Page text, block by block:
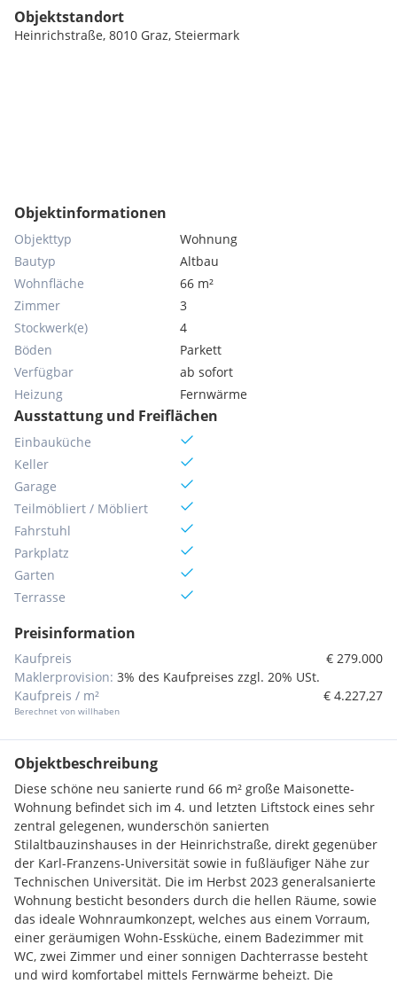
Objektstandort
Heinrichstraße, 8010 Graz, Steiermark
Objektinformationen
Objekttyp
Wohnung
Bautyp
Altbau
Wohnfläche
66 m²
Zimmer
3
Stockwerk(e)
4
Böden
Parkett
Verfügbar
ab sofort
Heizung
Fernwärme
Ausstattung und Freiflächen
Einbauküche
Keller
Garage
Teilmöbliert / Möbliert
Fahrstuhl
Parkplatz
Garten
Terrasse
Preisinformation
Kaufpreis
€ 279.000
Maklerprovision: 3% des Kaufpreises zzgl. 20% USt.
Kaufpreis / m²
Berechnet von willhaben
€ 4.227,27
Objektbeschreibung
Diese schöne neu sanierte rund 66 m² große Maisonette-
Wohnung befindet sich im 4. und letzten Liftstock eines sehr
zentral gelegenen, wunderschön sanierten
Stilaltbauzinshauses in der Heinrichstraße, direkt gegenüber
der Karl-Franzens-Universität sowie in fußläufiger Nähe zur
Technischen Universität. Die im Herbst 2023 generalsanierte
Wohnung besticht besonders durch die hellen Räume, sowie
das ideale Wohnraumkonzept, welches aus einem Vorraum,
einer geräumigen Wohn-Essküche, einem Badezimmer mit
WC, zwei Zimmer und einer sonnigen Dachterrasse besteht
und wird komfortabel mittels Fernwärme beheizt. Die